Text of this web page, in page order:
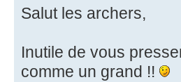
Salut les archers,
Inutile de vous
comme un grand !!